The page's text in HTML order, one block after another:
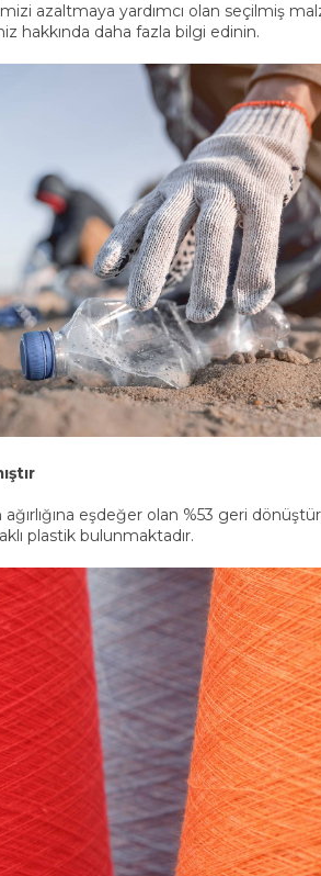
azaltmaya yardımcı olan seçilmiş
hakkında daha fazla bilgi edinin.
eşdeğer olan %53 geri
plastik bulunmaktadır.